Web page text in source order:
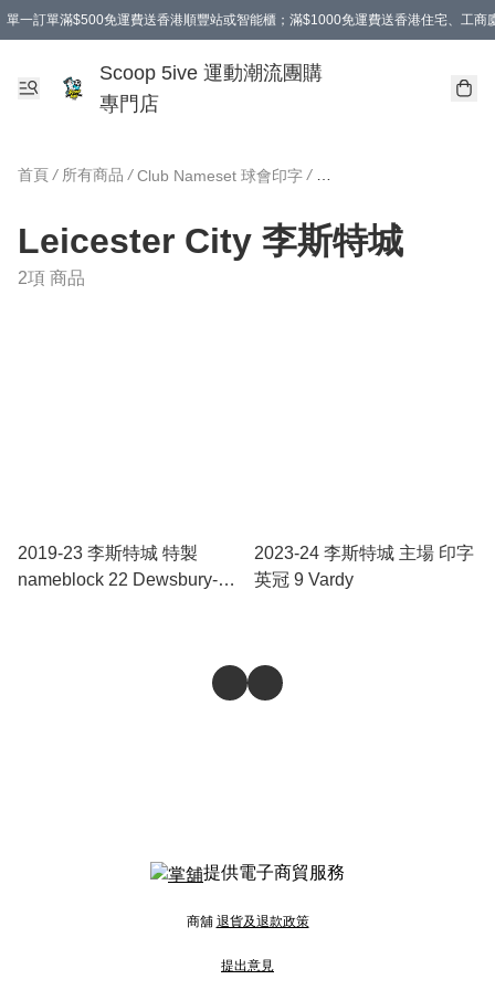
單一訂單滿$500免運費送香港順豐站或智能櫃；滿$1000免運費送香港住宅、工商
Scoop 5ive 運動潮流團購
專門店
首頁 / 所有商品 / Club Nameset 球會印字 /
Leicester City 李斯特城
2項 商品
2019-23 李斯特城 特製
nameblock 22 Dewsbury-
2023-24 李斯特城 主場 印字
英冠 9 Vardy
提供電子商貿服務
商舖 退貨及退款政策
提出意見